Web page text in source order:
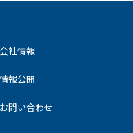
会社情報
情報公開
お問い合わせ